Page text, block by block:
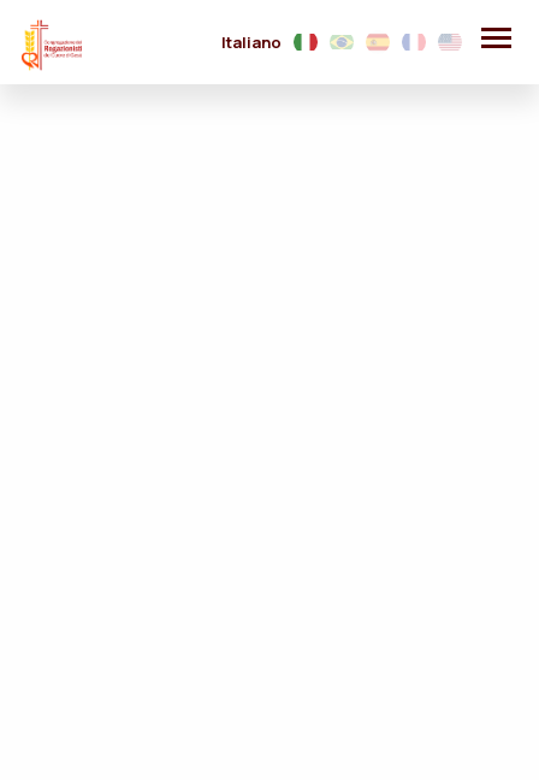
Italiano